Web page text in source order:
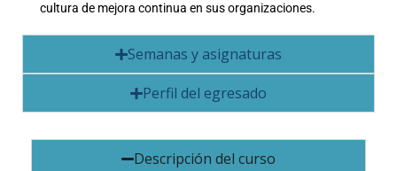
cultura de mejora continua en sus organizaciones.
Semanas y asignaturas
Perfil del egresado
Descripción del curso